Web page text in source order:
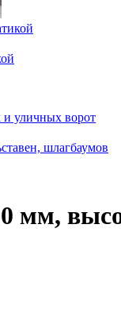
и уличных ворот
шлагбаумов
мм,